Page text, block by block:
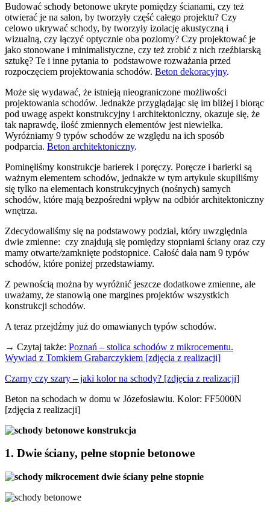
Budować schody betonowe ukryte pomiędzy ścianami, czy też
otwierać je na salon, by tworzyły część całego projektu? Czy
celowo ukrywać schody, by tworzyły izolację akustyczną i
wizualną, czy łączyć optycznie oba poziomy? Czy projektować je
jako stonowane i minimalistyczne, czy też zrobić z nich rzeźbiarską
sztukę? Te i inne pytania to podstawowe rozważania przed
rozpoczęciem projektowania schodów. Beton dekoracyjny.
Może się wydawać, że istnieją nieograniczone możliwości
projektowania schodów. Jednakże przyglądając się im bliżej i biorąc
pod uwagę aspekt konstrukcyjny i architektoniczny, okazuje się, że
tak naprawdę, ilość zmiennych elementów jest niewielka.
Wyróżniamy 9 typów schodów ze względu na ich sposób
podparcia. Beton architektoniczny.
Pominęliśmy konstrukcje barierek i poręczy. Poręcze i barierki są
ważnym elementem schodów, jednakże w tym artykule skupiliśmy
się tylko na elementach konstrukcyjnych (nośnych) samych
schodów, które mają bezpośredni wpływ na odbiór architektoniczny
wnętrza.
Zdecydowaliśmy się na podstawowy podział, który uwzględnia
dwie zmienne: czy znajdują się pomiędzy stopniami ściany oraz czy
mamy otwarte/zamknięte podstopnice. Całość dała nam 9 typów
schodów, które poniżej przedstawiamy.
Z pewnością można by wyróżnić jeszcze dodatkowe zmienne, ale
uważamy, że stanowią one margines projektów wszystkich
konstrukcji schodów.
A teraz przejdźmy już do omawianych typów schodów.
→ Czytaj także: Poznań – stolica schodów z mikrocementu.
Wywiad z Tomkiem Grabarczykiem [zdjęcia z realizacji]
Czarny czy szary – jaki kolor na schody? [zdjęcia z realizacji]
Beton na schodach w domu w Józefosławiu. Kolor: FF5000N
[zdjęcia z realizacji]
1. Dwie ściany, pełne stopnie betonowe